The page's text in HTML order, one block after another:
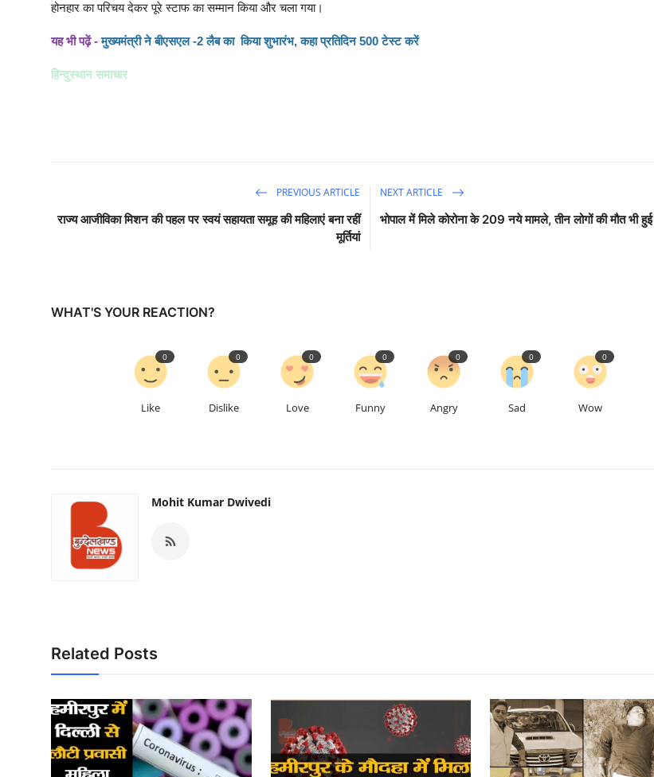
होनहार का परिचय देकर पूरे स्टाफ का सम्मान किया और चला गया।
यह भी पढ़ें -मुख्यमंत्री ने बीएसएल -2 लैब का किया शुभारंभ, कहा प्रतिदिन 500 टेस्ट करें
हिन्दुस्थान समाचार
PREVIOUS ARTICLE
राज्य आजीविका मिशन की पहल पर स्वयं सहायता समूह की महिलाएं बना रहीं
मूर्तियां
NEXT ARTICLE
भोपाल में मिले कोरोना के 209 नये मामले, तीन लोगों की मौत भी हुई
WHAT'S YOUR REACTION?
Like
0
Dislike
0
Love
0
Funny
0
Angry
0
Sad
0
Wow
0
Mohit Kumar Dwivedi
Related Posts